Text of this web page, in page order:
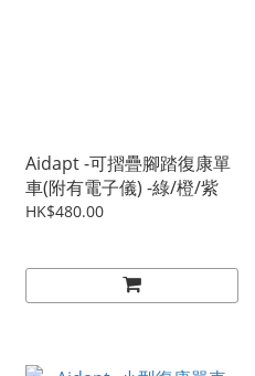
Aidapt -可摺疊腳踏復康單
車(附有電子儀) -綠/橙/紫
HK$480.00